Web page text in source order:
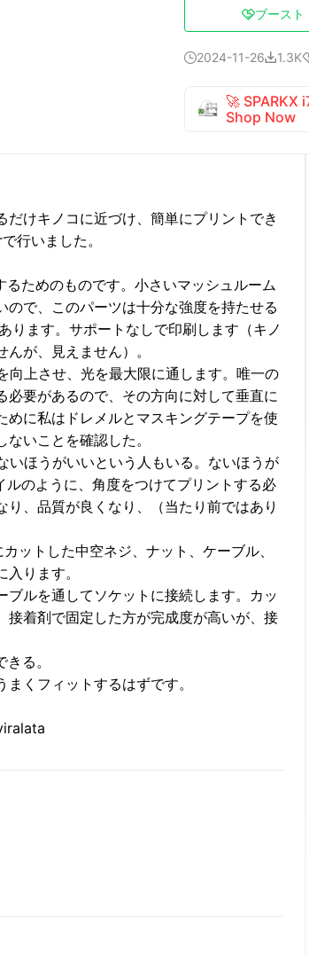
ブースト
2024-11-261.3K
🚀
Shop Now
だけキノコに近づけ、簡単にプリントでき
行いました。
ためのものです。小さいマッシュルーム
で、このパーツは十分な強度を持たせる
ります。サポートなしで印刷します（キノ
が、見えません）。
上させ、光を最大限に通します。唯一の
要があるので、その方向に対して垂直に
に私はドレメルとマスキングテープを使
いことを確認した。
ほうがいいという人もいる。ないほうが
のように、角度をつけてプリントする必
、品質が良くなり、（当たり前ではあり
ットした中空ネジ、ナット、ケーブル、
ります。
ルを通してソケットに接続します。カッ
接着剤で固定した方が完成度が高いが、接
る。
くフィットするはずです。